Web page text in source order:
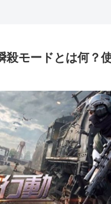
殺モードとは何？